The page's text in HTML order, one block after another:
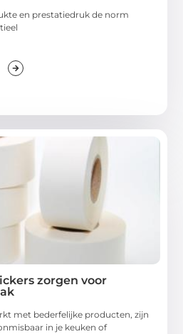
en prestatiedruk de norm
zorgen voor
met bederfelijke producten, zijn
in je keuken of